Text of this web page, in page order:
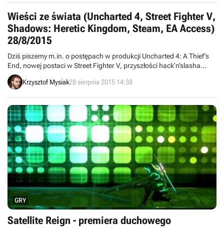
rzeczywiste tory i prawdziwych zawodników.
Wieści ze świata (Uncharted 4, Street Fighter V,
Shadows: Heretic Kingdom, Steam, EA Access)
28/8/2015
Dziś piszemy m.in. o postępach w produkcji Uncharted 4: A Thief’s
End, nowej postaci w Street Fighter V, przyszłości hack’n’slasha
Shadows: Heretic Kingdom, liczbie gier na Steamie oraz prezencie
dla abonentów EA Access w postaci dodatku do Battlefielda 4.
wiadomości.
Krzysztof Mysiak28 sierpnia 2015 14:38
GRY
Satellite Reign - premiera duchowego